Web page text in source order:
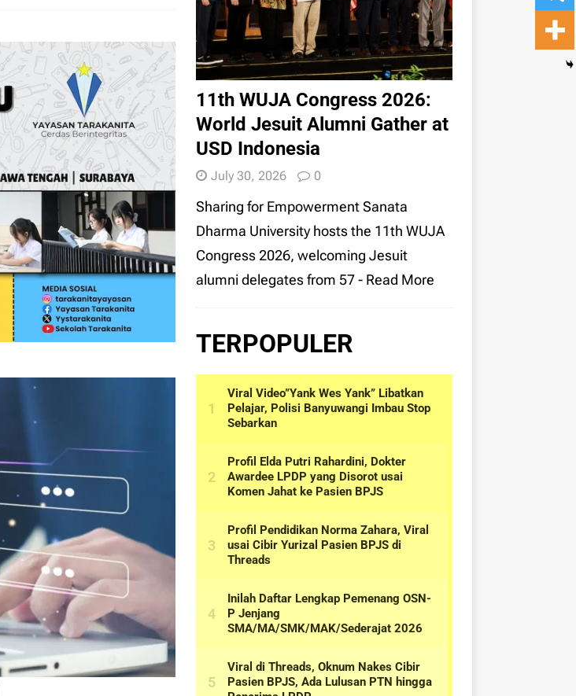
11th WUJA Congress 2026:
World Jesuit Alumni Gather at
USD Indonesia
July 30, 2026 0
Sharing for Empowerment Sanata
Dharma University hosts the 11th WUJA
Congress 2026, welcoming Jesuit
alumni delegates from 57- Read More
TERPOPULER